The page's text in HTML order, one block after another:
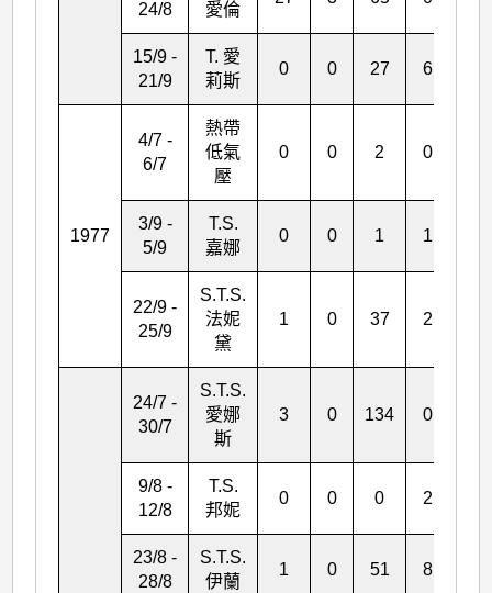
24/8 愛倫
15/9 -
21/9
T. 愛
莉斯
0 0 27 6
1977
4/7 -
6/7
熱帶
低氣
壓
0 0 2 0
3/9 -
5/9
T.S.
嘉娜
0 0 1 1
22/9 -
25/9
S.T.S.
法妮
黛
1 0 37 2
24/7 -
30/7
S.T.S.
愛娜
斯
3 0 134 0
9/8 -
12/8
T.S.
邦妮
0 0 0 2
23/8 -
28/8
S.T.S.
伊蘭
1 0 51 8